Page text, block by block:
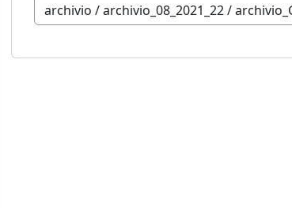
Course categories